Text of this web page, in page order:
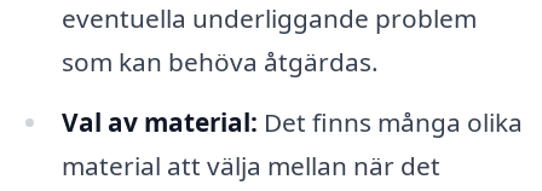
eventuella underliggande problem
som kan behöva åtgärdas.
Val av material: Det finns många olika
material att välja mellan när det